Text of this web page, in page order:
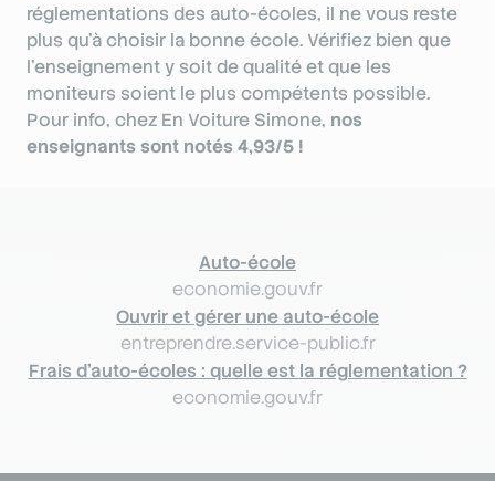
réglementations des auto-écoles, il ne vous reste
plus qu’à choisir la bonne école. Vérifiez bien que
l’enseignement y soit de qualité et que les
moniteurs soient le plus compétents possible.
Pour info, chez En Voiture Simone, nos
enseignants sont notés 4,93/5 !
Auto-école
economie.gouv.fr
Ouvrir et gérer une auto-école
entreprendre.service-public.fr
Frais d'auto-écoles : quelle est la réglementation ?
economie.gouv.fr